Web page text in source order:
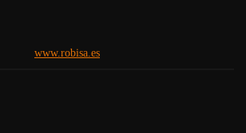
www.robisa.es